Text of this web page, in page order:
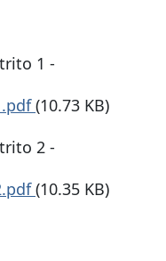
1 -
(10.73 KB)
2 -
(10.35 KB)